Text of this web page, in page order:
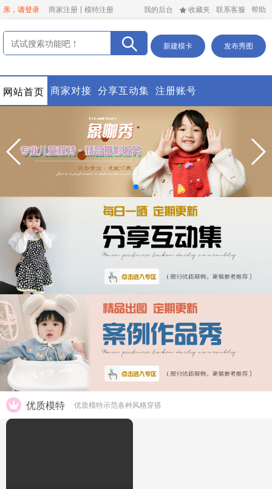
亲，请登录 商家注册 模特注册 我的后台 收藏夹 联系客服 帮助
新建模卡 发布秀图
网站首页 商家对接 分享互动集 注册账号
优质模特 优质模特示范各种风格穿搭